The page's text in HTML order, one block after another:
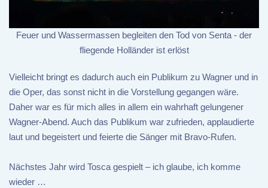
Feuer und Wassermassen begleiten den Tod von Senta - der
fliegende Holländer ist erlöst
Vielleicht bringt es dadurch auch ein Publikum zu Wagner und in
die Oper, das sonst nicht in die Vorstellung gegangen wäre.
Daher war es für mich alles in allem ein wahrhaft gelungener
Wagner-Abend. Auch das Publikum war zufrieden, applaudierte
laut und begeistert und feierte die Sänger mit Bravo-Rufen.
Nächstes Jahr wird Tosca gespielt – ich glaube, ich komme
wieder …